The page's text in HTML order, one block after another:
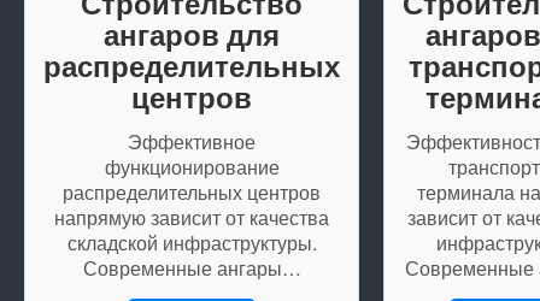
ангаров для
распределительных
центров
Эффективное
функционирование
распределительных центров
напрямую зависит от качества
складской инфраструктуры.
Современные ангары…
терминала
зависит от